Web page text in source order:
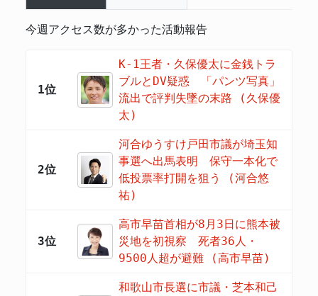
今週アクセス数が多かった活動報告
1位
K-1王者・久保優太に金銭トラ
ブルとDV疑惑 「パンツ写真」
流出で評判失墜の末路 (久保優
太)
2位
河合ゆうすけ戸田市議が埼玉知
事選へ出馬表明 保守一本化で
低投票率打開を狙う (河合悠
祐)
3位
高市早苗首相が8月3日に熊本被
災地を初視察 死者36人・
9500人超が避難 (高市早苗)
和歌山市長選に市議・芝本和己